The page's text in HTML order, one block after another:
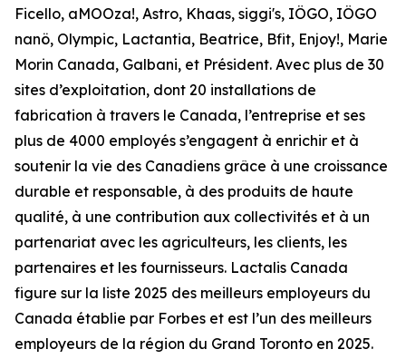
Ficello, aMOOza!, Astro, Khaas, siggi's, IÖGO, IÖGO
nanö, Olympic, Lactantia, Beatrice, Bfit, Enjoy!, Marie
Morin Canada, Galbani, et Président. Avec plus de 30
sites d’exploitation, dont 20 installations de
fabrication à travers le Canada, l’entreprise et ses
plus de 4000 employés s’engagent à enrichir et à
soutenir la vie des Canadiens grâce à une croissance
durable et responsable, à des produits de haute
qualité, à une contribution aux collectivités et à un
partenariat avec les agriculteurs, les clients, les
partenaires et les fournisseurs. Lactalis Canada
figure sur la liste 2025 des meilleurs employeurs du
Canada établie par Forbes et est l’un des meilleurs
employeurs de la région du Grand Toronto en 2025.